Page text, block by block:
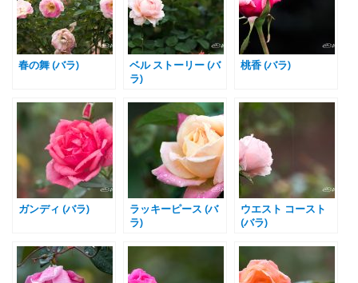
春の舞 (バラ)
ベル ストーリー (バ
ラ)
桃香 (バラ)
ガンディ (バラ)
ラッキーピース (バ
ラ)
ウエスト コースト
(バラ)